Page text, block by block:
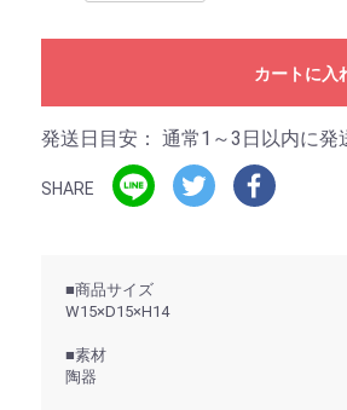
カートに入
発送日目安： 通常1～3日以内に発
SHARE
■商品サイズ
W15×D15×H14
■素材
陶器